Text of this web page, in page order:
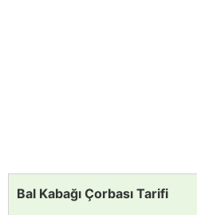
Bal Kabağı Çorbası Tarifi